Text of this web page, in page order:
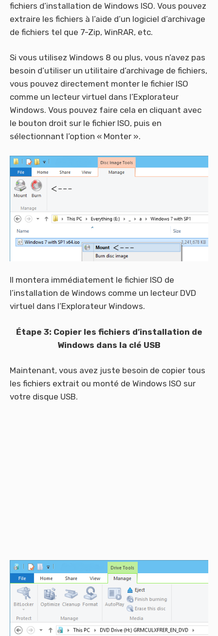
fichiers d’installation de Windows ISO. Vous pouvez
extraire les fichiers à l’aide d’un logiciel d’archivage
de fichiers tel que 7-Zip, WinRAR, etc.
Si vous utilisez Windows 8 ou plus, vous n’avez pas
besoin d’utiliser un utilitaire d’archivage de fichiers,
vous pouvez directement monter le fichier ISO
comme un lecteur virtuel dans l’Explorateur
Windows. Vous pouvez faire cela en cliquant avec
le bouton droit sur le fichier ISO, puis en
sélectionnant l’option « Monter ».
Il montera immédiatement le fichier ISO de
l’installation de Windows comme un lecteur DVD
virtuel dans l’Explorateur Windows.
Étape 3: Copier les fichiers d’installation de
Windows dans la clé USB
Maintenant, vous avez juste besoin de copier tous
les fichiers extrait ou monté de Windows ISO sur
votre disque USB.